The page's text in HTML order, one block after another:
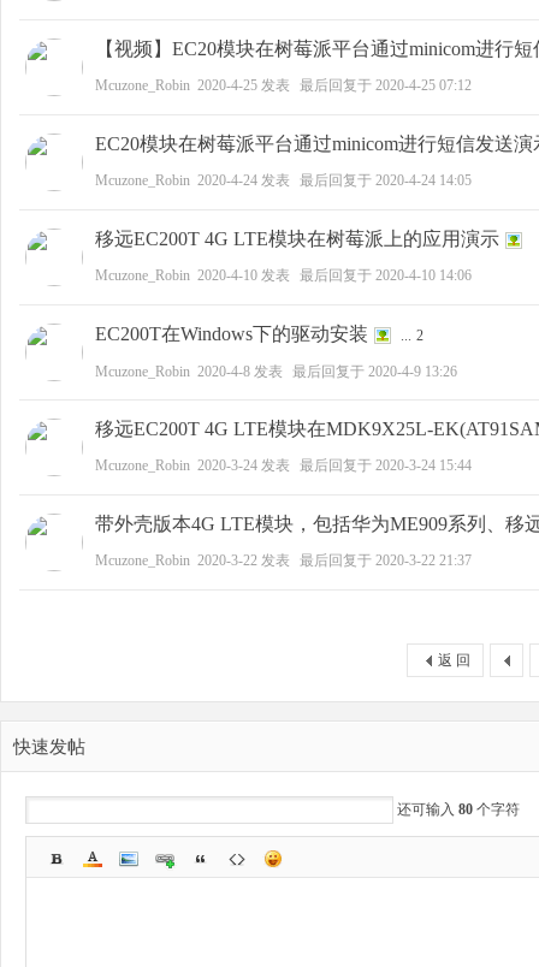
【视频】EC20模块在树莓派平台通过minicom进行
Mcuzone_Robin 2020-4-25 发表 最后回复于 2020-4-25 07:12
EC20模块在树莓派平台通过minicom进行短信发送演
Mcuzone_Robin 2020-4-24 发表 最后回复于 2020-4-24 14:05
移远EC200T 4G LTE模块在树莓派上的应用演示
Mcuzone_Robin 2020-4-10 发表 最后回复于 2020-4-10 14:06
EC200T在Windows下的驱动安装 ... 2
Mcuzone_Robin 2020-4-8 发表 最后回复于 2020-4-9 13:26
移远EC200T 4G LTE模块在MDK9X25L-
Mcuzone_Robin 2020-3-24 发表 最后回复于 2020-3-24 15:44
带外壳版本4G LTE模块，包括华为ME909系列、移
Mcuzone_Robin 2020-3-22 发表 最后回复于 2020-3-22 21:37
返 回
快速发帖
还可输入 80 个字符